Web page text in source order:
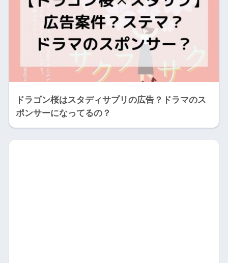
ドラゴン桜はスタディサプリの広告？ドラマのス
ポンサーになってるの？